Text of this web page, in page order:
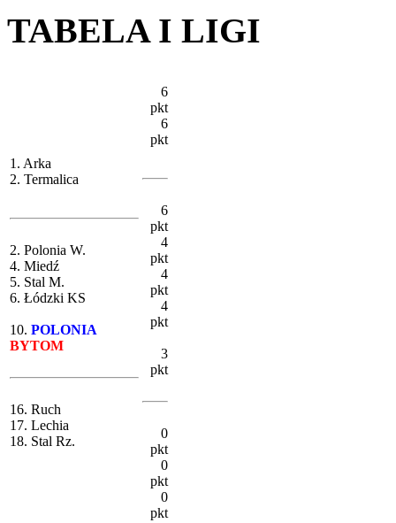
TABELA I LIGI
1. Arka
2. Termalica
2. Polonia W.
4. Miedź
5. Stal M.
6. Łódzki KS
10. POLONIA
BYTOM
16. Ruch
17. Lechia
18. Stal Rz.
6
pkt
6
pkt
6
pkt
4
pkt
4
pkt
4
pkt
3
pkt
0
pkt
0
pkt
0
pkt